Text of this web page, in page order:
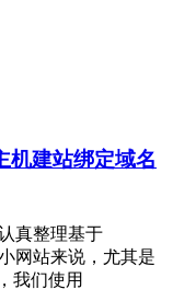
机建站绑定域名
真整理基于
网站来说，尤其是
我们使用